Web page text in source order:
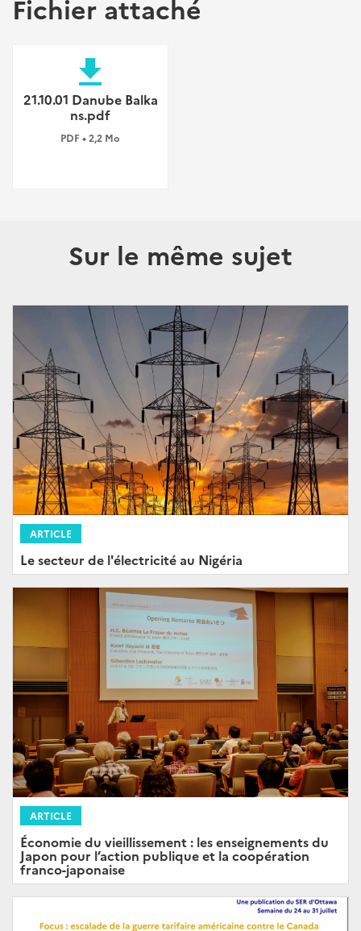
Fichier attaché
file_download
21.10.01 Danube Balka
ns.pdf
PDF • 2,2 Mo
Sur le même sujet
ARTICLE
Le secteur de l'électricité au Nigéria
ARTICLE
Économie du vieillissement : les enseignements du
Japon pour l’action publique et la coopération
franco-japonaise